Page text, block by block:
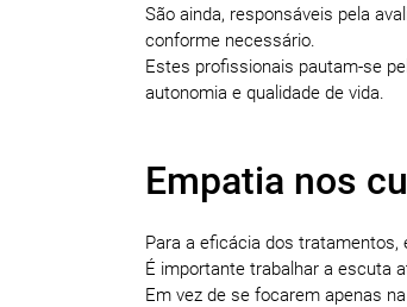
São ainda, responsáveis pela
conforme necessário.
Estes profissionais pautam-se
autonomia e qualidade de vida.
Empatia nos
Para a eficácia dos
É importante trabalhar a escuta
Em vez de se focarem apenas na